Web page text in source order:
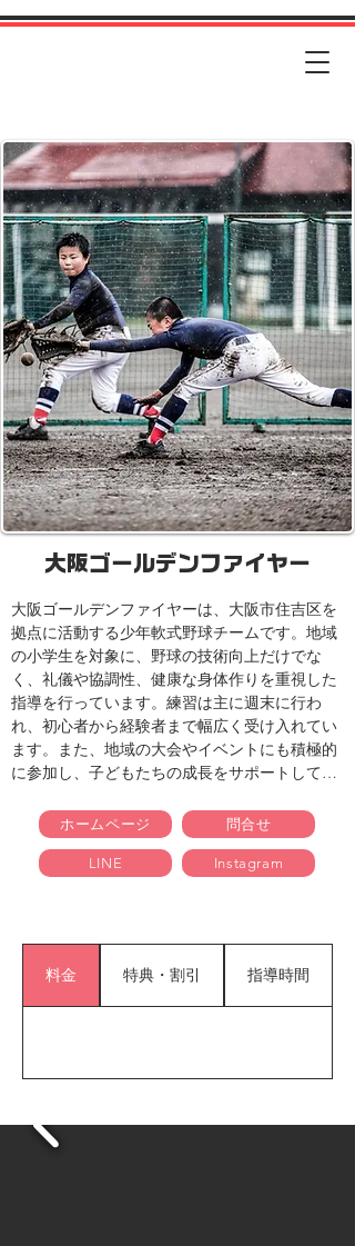
大阪ゴールデンファイヤー
大阪ゴールデンファイヤーは、大阪市住吉区を
拠点に活動する少年軟式野球チームです。​地域
の小学生を対象に、野球の技術向上だけでな
く、礼儀や協調性、健康な身体作りを重視した
指導を行っています。​練習は主に週末に行わ
れ、初心者から経験者まで幅広く受け入れてい
ます。​また、地域の大会やイベントにも積極的
に参加し、子どもたちの成長をサポートしてい
加も可能です。
ホームページ 問合せ
LINE Instagram
料金 特典・割引 指導時間